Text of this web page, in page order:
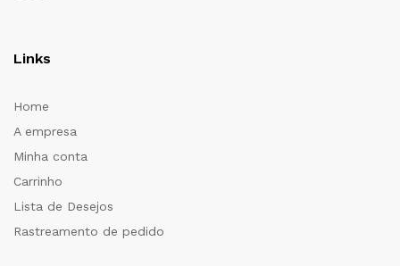
Links
Home
A empresa
Minha conta
Carrinho
Lista de Desejos
Rastreamento de pedido